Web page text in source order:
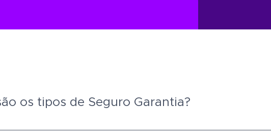
os tipos de Seguro Garantia?